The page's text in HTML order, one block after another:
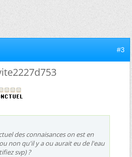
#3
des connaisances on est en
non qu'il y a ou aurait eu de l'eau
svp) ?